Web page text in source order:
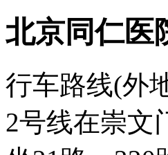
北京同仁医
行车路线(外
2号线在崇文